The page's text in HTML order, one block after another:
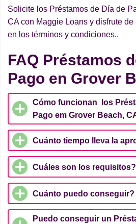
Solicite los Préstamos de Día de
CA con Maggie Loans y disfrute de
en los términos y condiciones..
FAQ Préstamos
Pago en Grover
Cómo funcionan los
Pago em Grover Beach,
Cuánto tiempo lleva la
Cuáles son los requisitos?
Cuánto puedo conseguir?
Puedo conseguir un